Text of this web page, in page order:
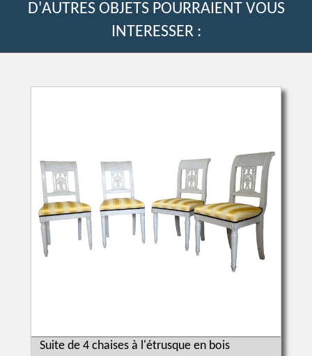
D'AUTRES OBJETS POURRAIENT VOUS
INTERESSER :
Suite de 4 chaises à l'étrusque en bois